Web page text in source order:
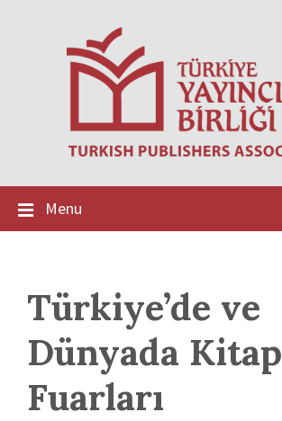
Menu
Türkiye’de ve
Dünyada Kitap
Fuarları